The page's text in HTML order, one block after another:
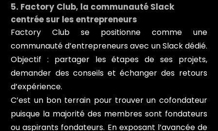
5. Factory Club, la communauté Slack
centrée sur les entrepreneurs
Factory Club se positionne comme une
communauté d’entrepreneurs avec un Slack dédié.
Objectif : partager les étapes de ses projets,
demander des conseils et échanger des retours
d’expérience.
C’est un bon terrain pour trouver un cofondateur
puisque la majorité des membres sont fondateurs
ou aspirants fondateurs. En exposant l’avancée de